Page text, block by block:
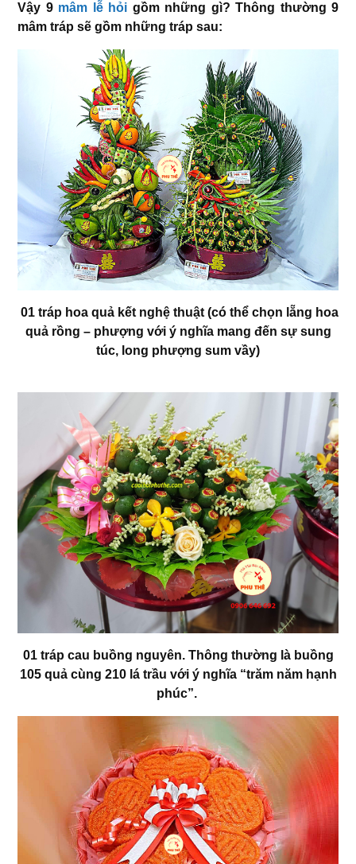
Vậy 9 mâm lễ hỏi gồm những gì? Thông thường 9
mâm tráp sẽ gồm những tráp sau:
01 tráp hoa quả kết nghệ thuật (có thể chọn lẵng hoa
quả rồng – phượng với ý nghĩa mang đến sự sung
túc, long phượng sum vầy)
01 tráp cau buồng nguyên. Thông thường là buồng
105 quả cùng 210 lá trầu với ý nghĩa “trăm năm hạnh
phúc”.